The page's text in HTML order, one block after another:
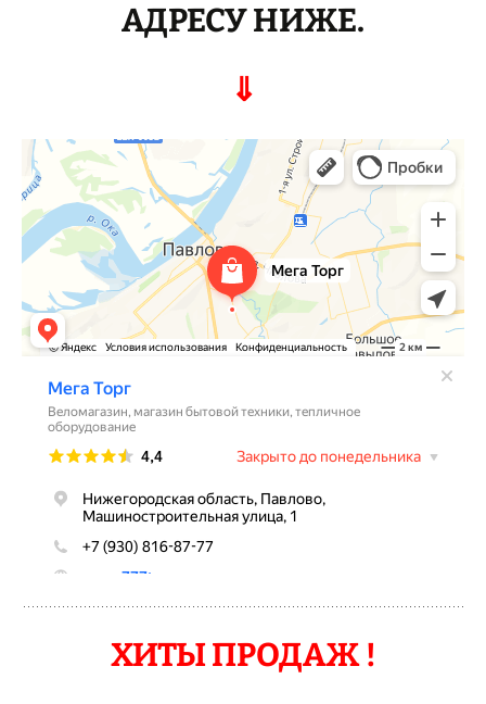
АДРЕСУ НИЖЕ.
⇓
ХИТЫ ПРОДАЖ !